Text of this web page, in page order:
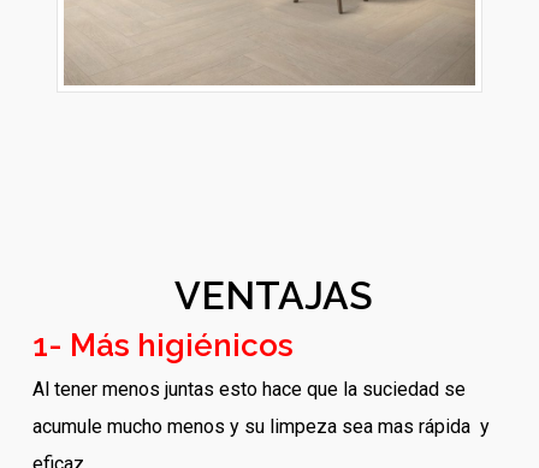
VENTAJAS
1- Más higiénicos
Al tener menos juntas esto hace que la suciedad se
acumule mucho menos y su limpeza sea mas rápida y